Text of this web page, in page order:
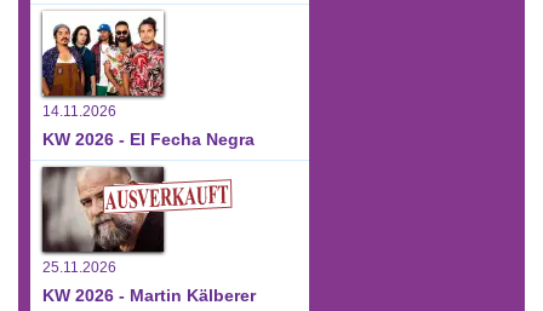
14.11.2026
KW 2026 - El Fecha Negra
25.11.2026
KW 2026 - Martin Kälberer